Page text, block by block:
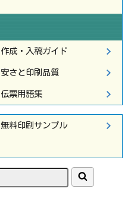
作成・入稿ガイド
安さと印刷品質
伝票用語集
無料印刷サンプル